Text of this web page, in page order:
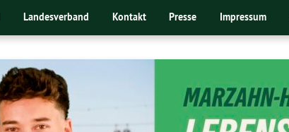
Landesverband Kontakt Presse Impressum